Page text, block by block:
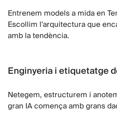
Entrenem models a mida en
Escollim l'arquitectura que
amb la tendència.
Enginyeria i etiquetatge
Netegem, estructurem i
gran IA comença amb grans